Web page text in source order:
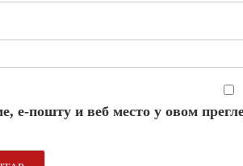
е-пошту и веб место у овом